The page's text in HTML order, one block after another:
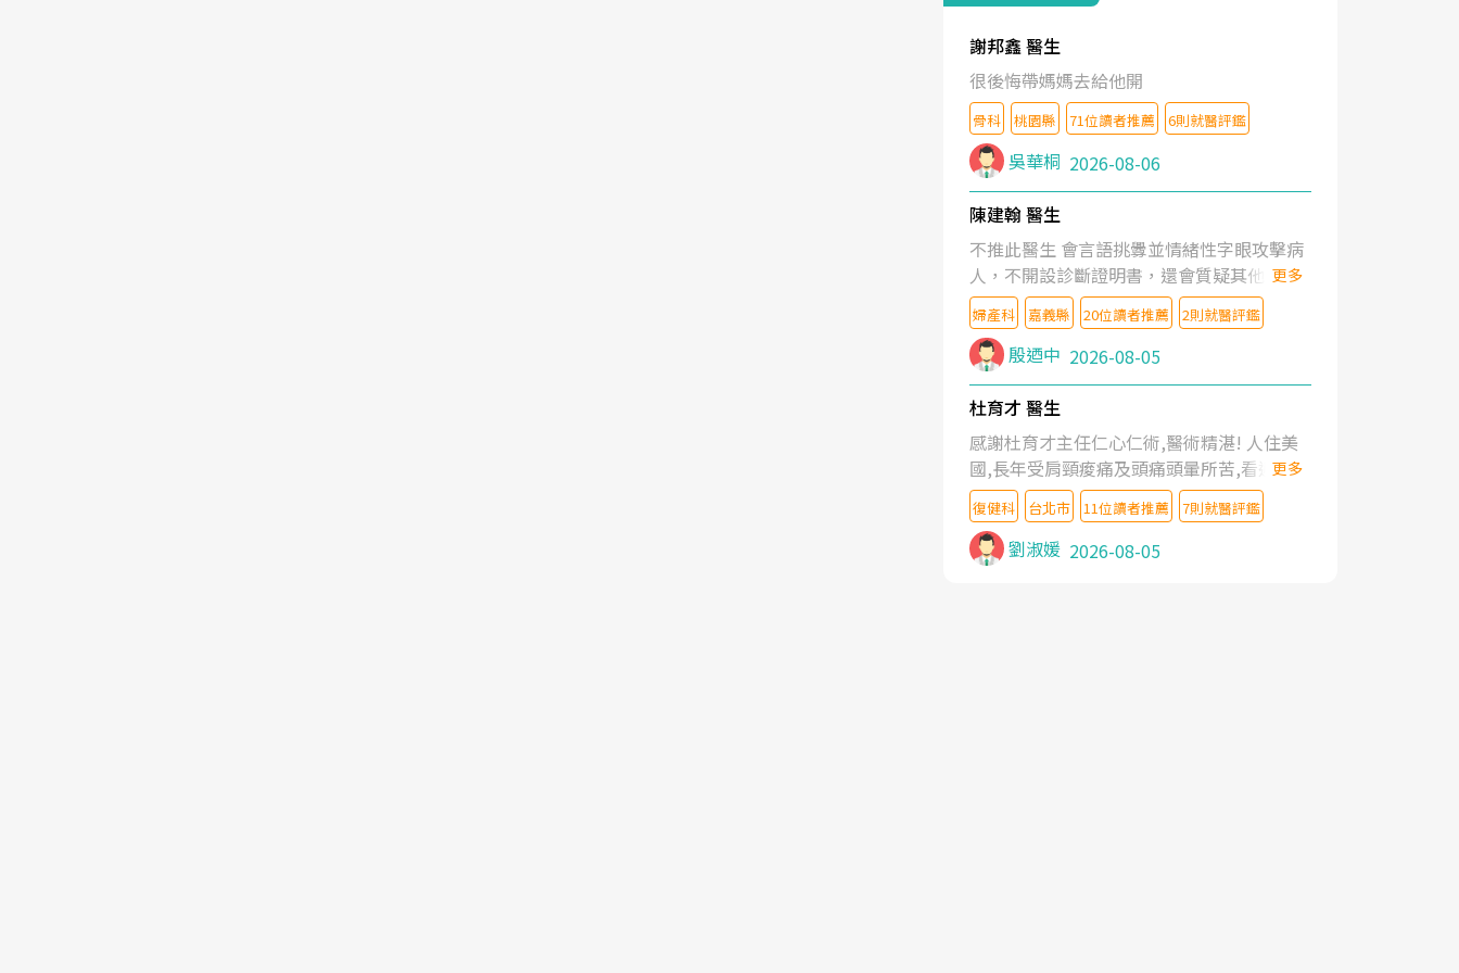
謝邦鑫 醫生
很後悔帶媽媽去給他開
骨科 桃園縣 71位讀者推薦 6則就醫評鑑
吳華桐 2026-08-06
陳建翰 醫生
不推此醫生 會言語挑釁並情緒性字眼攻擊病
人，不開設診斷證明書，還會質疑其他醫生
的判斷！
更多
婦產科 嘉義縣 20位讀者推薦 2則就醫評鑑
殷迺中 2026-08-05
杜育才 醫生
感謝杜育才主任仁心仁術,醫術精湛! 人住美
國,長年受肩頸痠痛及頭痛頭暈所苦,看遍名醫
教授,做了各種檢查,也嘗試過西醫打針,中醫
針灸及物理徒手治療都沒有用,後來連吃到嗎
啡類止痛藥都效果有限,只是壓症狀,沒多久就
痛起來,多年失眠嚴重影響生活品質. 台灣親
更多
復健科 台北市 11位讀者推薦 7則就醫評鑑
劉淑媛 2026-08-05